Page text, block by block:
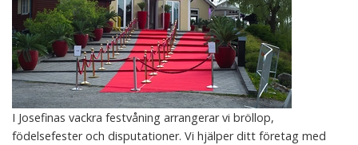
I Josefinas vackra festvåning arrangerar vi bröllop,
födelsefester och disputationer. Vi hjälper ditt företag med